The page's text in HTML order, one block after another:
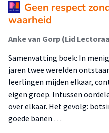
Geen respect
waarheid
Anke van Gorp (Lid
Samenvatting boek: In
jaren twee werelden
leerlingen mijden elkaar,
eigen groep. Intussen
over elkaar. Het gevolg:
goede banen …